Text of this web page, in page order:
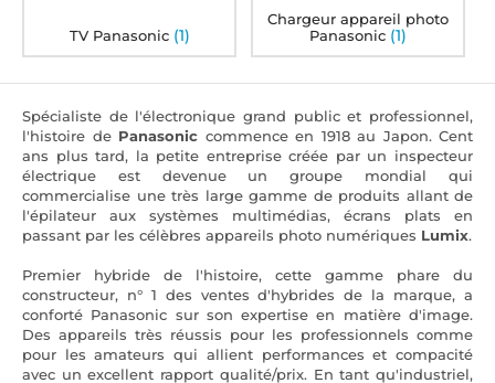
Spécialiste de l'électronique grand public et professionnel,
l'histoire de Panasonic commence en 1918 au Japon. Cent
ans plus tard, la petite entreprise créée par un inspecteur
électrique est devenue un groupe mondial qui
commercialise une très large gamme de produits allant de
l'épilateur aux systèmes multimédias, écrans plats en
passant par les célèbres appareils photo numériques Lumix.
Premier hybride de l'histoire, cette gamme phare du
constructeur, n° 1 des ventes d'hybrides de la marque, a
conforté Panasonic sur son expertise en matière d'image.
Des appareils très réussis pour les professionnels comme
pour les amateurs qui allient performances et compacité
avec un excellent rapport qualité/prix. En tant qu'industriel,
TV Panasonic (1)
Chargeur appareil photo
Panasonic (1)